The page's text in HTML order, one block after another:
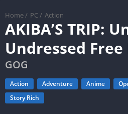
Home / PC / Action
AKIBA’S TRIP:
Undressed Free
GOG
Action Adventure Anime
Story Rich